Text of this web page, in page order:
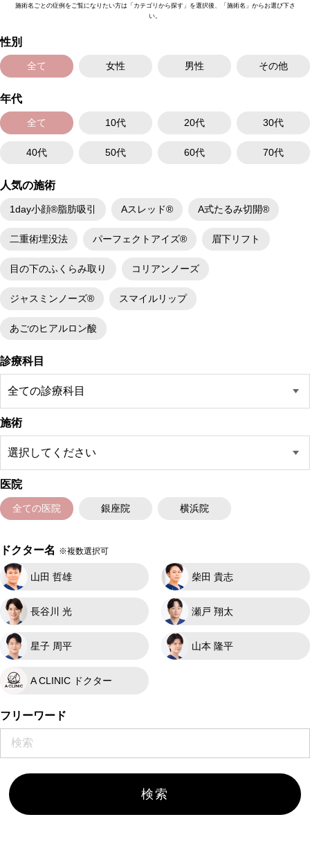
施術名ごとの症例をご覧になりたい方は「カテゴリから探す」を選択後、「施術名」からお選び下さ
い。
性別
全て 女性 男性 その他
年代
全て 10代 20代 30代
40代 50代 60代 70代
人気の施術
1day小顔®脂肪吸引 Aスレッド® A式たるみ切開®
二重術埋没法 パーフェクトアイズ® 眉下リフト
目の下のふくらみ取り コリアンノーズ
ジャスミンノーズ® スマイルリップ
あごのヒアルロン酸
診療科目
施術
医院
全ての医院 銀座院 横浜院
ドクター名 ※複数選択可
山田 哲雄 柴田 貴志
長谷川 光 瀬戸 翔太
星子 周平 山本 隆平
A CLINIC ドクター
フリーワード